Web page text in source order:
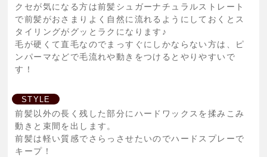
クセが気になる方は前髪シュガーナチュラルストレート
で前髪がおさまりよく自然に流れるようにしておくとス
タイリングがグッとラクになります♪
毛が硬くて直毛なのでまっすぐにしかならない方は、ピ
ンパーマなどで毛流れや動きをつけるとやりやすいで
す！
STYLE
前髪以外の長く残した部分にハードワックスを揉みこみ
動きと束間を出します。
前髪は軽い質感でさらっさせたいのでハードスプレーで
キープ！